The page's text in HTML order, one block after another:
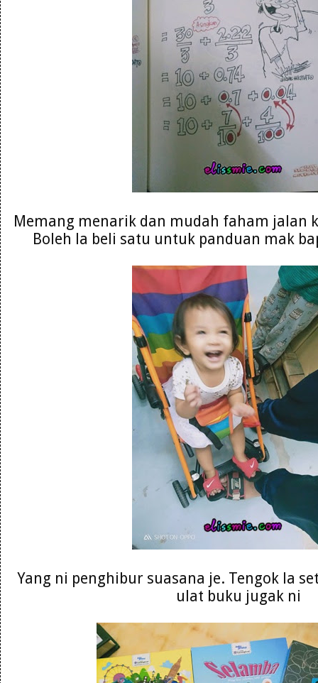
Memang menarik dan mudah faham jalan
Boleh la beli satu untuk panduan mak
Yang ni penghibur suasana je. Tengok la
ulat buku jugak ni